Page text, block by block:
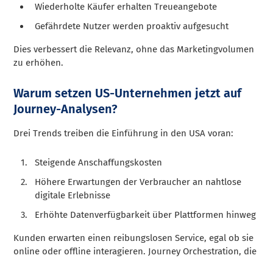
Wiederholte Käufer erhalten Treueangebote
Gefährdete Nutzer werden proaktiv aufgesucht
Dies verbessert die Relevanz, ohne das Marketingvolumen
zu erhöhen.
Warum setzen US-Unternehmen jetzt auf
Journey-Analysen?
Drei Trends treiben die Einführung in den USA voran:
Steigende Anschaffungskosten
Höhere Erwartungen der Verbraucher an nahtlose
digitale Erlebnisse
Erhöhte Datenverfügbarkeit über Plattformen hinweg
Kunden erwarten einen reibungslosen Service, egal ob sie
online oder offline interagieren. Journey Orchestration, die